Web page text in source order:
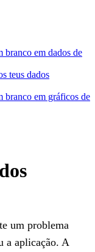
branco em dados de
teus dados
branco em gráficos de
um problema
a aplicação. A